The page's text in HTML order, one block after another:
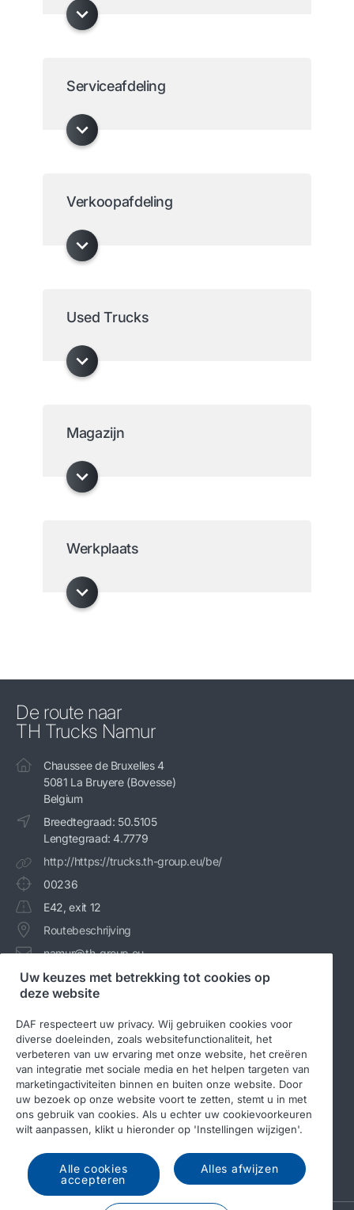
Serviceafdeling
Verkoopafdeling
Used Trucks
Magazijn
Werkplaats
De route naar
TH Trucks Namur
Chaussee de Bruxelles 4
5081 La Bruyere (Bovesse)
Belgium
Breedtegraad: 50.5105
Lengtegraad: 4.7779
http://https://trucks.th-group.eu/be/
00236
E42, exit 12
Routebeschrijving
namur@th-group.eu
+32 81 510530
© 2026 DAF Legal notice
Privacy statement
Algemene voorwaarden
DAF en cookies
Uw keuzes met betrekking tot cookies op
deze website
DAF respecteert uw privacy. Wij gebruiken cookies voor
diverse doeleinden, zoals websitefunctionaliteit, het
verbeteren van uw ervaring met onze website, het creëren
van integratie met sociale media en het helpen targeten van
marketingactiviteiten binnen en buiten onze website. Door
uw bezoek op onze website voort te zetten, stemt u in met
ons gebruik van cookies. Als u echter uw cookievoorkeuren
wilt aanpassen, klikt u hieronder op 'Instellingen wijzigen'.
Alle cookies
accepteren
Alles afwijzen